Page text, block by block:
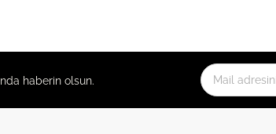
haberin olsun.